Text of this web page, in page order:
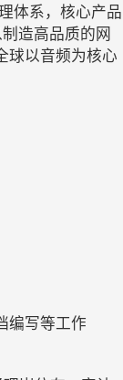
体系，核心产品
造高品质的网
球以音频为核心
编写等工作